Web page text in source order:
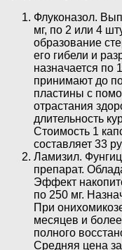
Флуконазол.
мг, по 2 или 4
образование
его гибели и
назначается по
принимают до
пластины с
отрастания
длительность
Стоимость 1
составляет 33
Ламизил.
препарат.
Эффект
по 250 мг.
При
месяцев и
полного
Средняя цена